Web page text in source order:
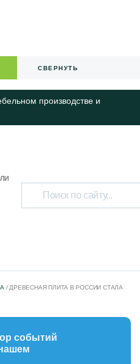
СВЕРНУТЬ
производстве и
/ ДРЕВЕСНАЯ ПЛИТА В РОССИИ СТАЛА
событий